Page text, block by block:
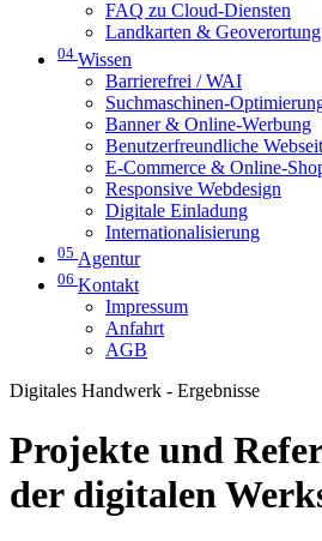
FAQ zu Cloud-Diensten
Landkarten & Geoverortung
04 Wissen
Barrierefrei / WAI
Suchmaschinen-
Banner & Online-Werbung
Benutzerfreundliche
E-Commerce & Online-
Responsive Webdesign
Digitale Einladung
Internationalisierung
05 Agentur
06 Kontakt
Impressum
Anfahrt
AGB
Digitales Handwerk - Ergebnisse
Projekte und
der digitalen